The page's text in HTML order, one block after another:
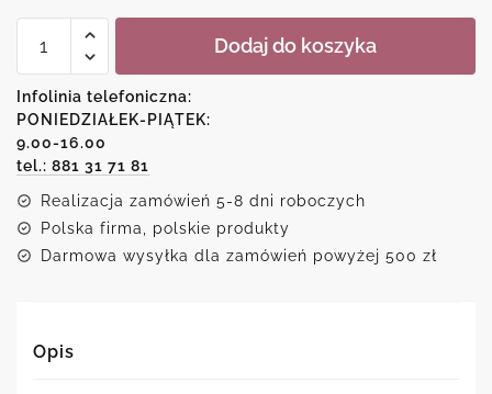
ilość
Plakat
koronkowym
Dodaj do koszyka
Infolinia telefoniczna:
PONIEDZIAŁEK-PIĄTEK:
9.00-16.00
tel.: 881 31 71 81
Realizacja zamówień 5-8 dni roboczych
Polska firma, polskie produkty
Darmowa wysyłka dla zamówień powyżej 500 zł
Opis